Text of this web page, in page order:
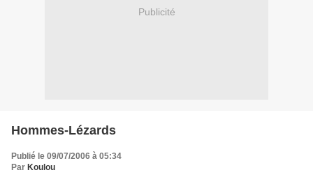
Publicité
Hommes-Lézards
Publié le 09/07/2006 à 05:34
Par Koulou